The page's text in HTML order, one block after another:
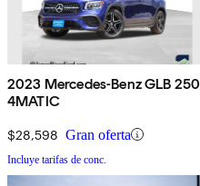
2023 Mercedes-Benz GLB 250
4MATIC
$28,598 Gran oferta
Incluye tarifas de conc.